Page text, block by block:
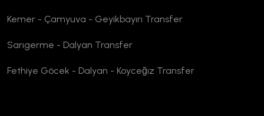
Kemer - Çamyuva - Geyikbayırı Transfer
Sarıgerme - Dalyan Transfer
Fethiye Göcek - Dalyan - Koyceğız Transfer